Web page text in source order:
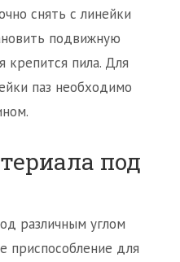
снять с линейки
подвижную
крепится пила. Для
паз необходимо
под
различным углом
приспособление для